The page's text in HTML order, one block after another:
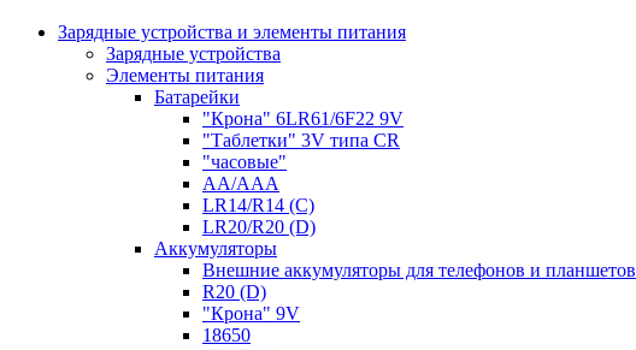
Зарядные устройства и элементы питания
Зарядные устройства
Элементы питания
Батарейки
"Крона" 6LR61/6F22 9V
"Таблетки" 3V типа CR
"часовые"
AA/AAA
LR14/R14 (C)
LR20/R20 (D)
Аккумуляторы
Внешние аккумуляторы для телефонов и планшетов
R20 (D)
"Крона" 9V
18650